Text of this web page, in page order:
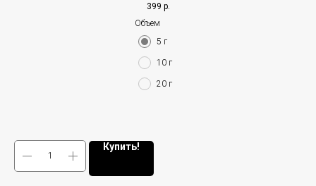
399 р.
Объем
5 г
10 г
20 г
Купить!